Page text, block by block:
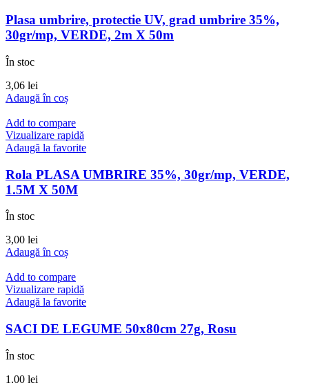
Plasa umbrire, protectie UV, grad umbrire 35%,
30gr/mp, VERDE, 2m X 50m
În stoc
3,06 lei
Adaugă în coș
Add to compare
Vizualizare rapidă
Adaugă la favorite
Rola PLASA UMBRIRE 35%, 30gr/mp, VERDE,
1.5M X 50M
În stoc
3,00 lei
Adaugă în coș
Add to compare
Vizualizare rapidă
Adaugă la favorite
SACI DE LEGUME 50x80cm 27g, Rosu
În stoc
1,00 lei